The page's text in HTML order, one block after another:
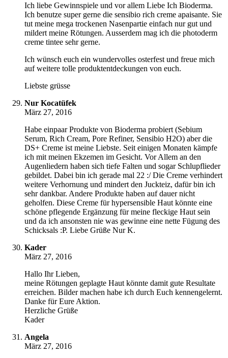
Ich liebe Gewinnspiele und vor allem Liebe Ich Bioderma.
Ich benutze super gerne die sensibio rich creme apaisante. Sie
tut meine mega trockenen Nasenpartie einfach nur gut und
mildert meine Rötungen. Ausserdem mag ich die photoderm
creme tintee sehr gerne.
Ich wünsch euch ein wundervolles osterfest und freue mich
auf weitere tolle produktentdeckungen von euch.
Liebste grüsse
Nur Kocatüfek
März 27, 2016
Habe einpaar Produkte von Bioderma probiert (Sebium
Serum, Rich Cream, Pore Refiner, Sensibio H2O) aber die
DS+ Creme ist meine Liebste. Seit einigen Monaten kämpfe
ich mit meinen Ekzemen im Gesicht. Vor Allem an den
Augenliedern haben sich tiefe Falten und sogar Schlupflieder
gebildet. Dabei bin ich gerade mal 22 :/ Die Creme verhindert
weitere Verhornung und mindert den Juckteiz, dafür bin ich
sehr dankbar. Andere Produkte haben auf dauer nicht
geholfen. Diese Creme für hypersensible Haut könnte eine
schöne pflegende Ergänzung für meine fleckige Haut sein
und da ich ansonsten nie was gewinne eine nette Fügung des
Schicksals :P. Liebe Grüße Nur K.
Kader
März 27, 2016
Hallo Ihr Lieben,
meine Rötungen geplagte Haut könnte damit gute Resultate
erreichen. Bilder machen habe ich durch Euch kennengelernt.
Danke für Eure Aktion.
Herzliche Grüße
Kader
Angela
März 27, 2016